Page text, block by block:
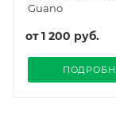
Guano
от1 200 руб.